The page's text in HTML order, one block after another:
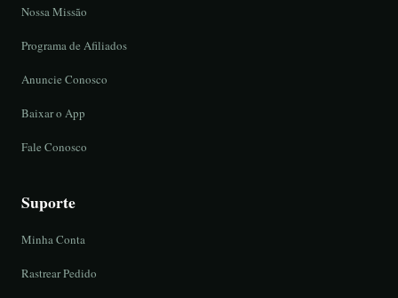
Nossa Missão
Programa de Afiliados
Anuncie Conosco
Baixar o App
Fale Conosco
Suporte
Minha Conta
Rastrear Pedido